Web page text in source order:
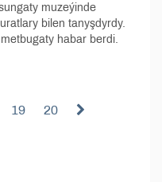
muzeýinde
bilen tanyşdyrdy.
habar berdi.
19 20